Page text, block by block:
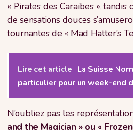
« Pirates des Caraïbes »,
de sensations douces
tournantes de « Mad Hatter’s
Lire cet article La Suisse
particulier pour un week-end
N’oubliez pas les
and the Magician » ou «